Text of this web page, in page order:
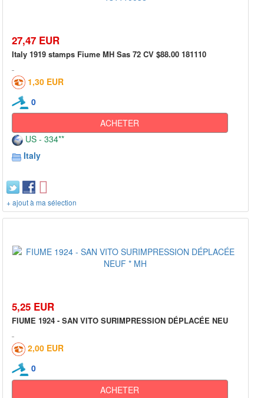
27,47 EUR
Italy 1919 stamps Fiume MH Sas 72 CV $88.00 181110
1,30 EUR
0
ACHETER
US - 334**
Italy
+ ajout à ma sélection
5,25 EUR
FIUME 1924 - SAN VITO SURIMPRESSION DÉPLACÉE NEU
2,00 EUR
0
ACHETER